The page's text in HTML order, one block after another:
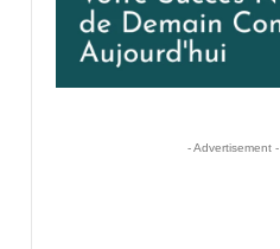
- Advertisement -